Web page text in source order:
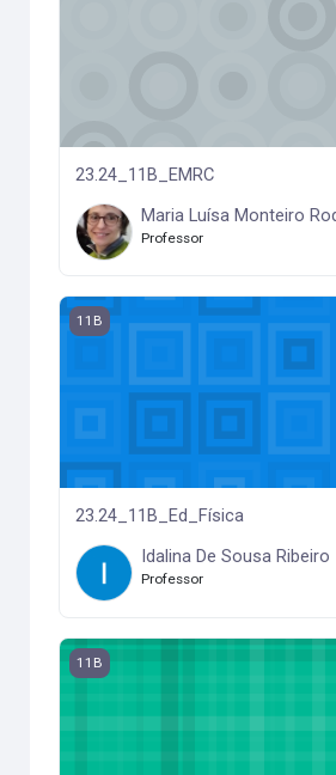
23.24_11B_EMRC
Maria Luísa Monteiro
Professor
23.24_11B_Ed_Física
11B
23.24_11B_Ed_Física
Idalina De Sousa Ribeiro
Professor
23.24_11B_DTAluno
11B